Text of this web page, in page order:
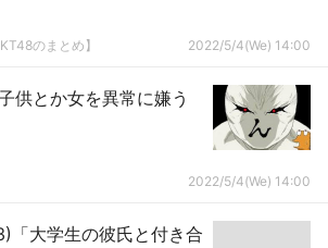
のまとめ】 2022/5/4(We) 14:00
供とか女を異常に嫌う
2022/5/4(We) 14:00
「大学生の彼氏と付き合